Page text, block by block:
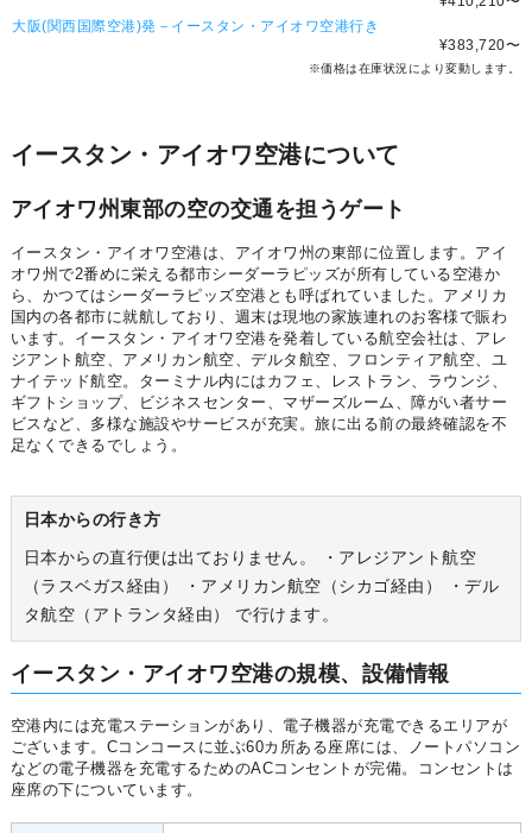
大阪(関西国際空港)発－イースタン・アイオワ空港行き
¥383,720〜
※価格は在庫状況により変動します。
イースタン・アイオワ空港について
アイオワ州東部の空の交通を担うゲート
イースタン・アイオワ空港は、アイオワ州の東部に位置します。アイ
オワ州で2番めに栄える都市シーダーラピッズが所有している空港か
ら、かつてはシーダーラピッズ空港とも呼ばれていました。アメリカ
国内の各都市に就航しており、週末は現地の家族連れのお客様で賑わ
います。イースタン・アイオワ空港を発着している航空会社は、アレ
ジアント航空、アメリカン航空、デルタ航空、フロンティア航空、ユ
ナイテッド航空。ターミナル内にはカフェ、レストラン、ラウンジ、
ギフトショップ、ビジネスセンター、マザーズルーム、障がい者サー
ビスなど、多様な施設やサービスが充実。旅に出る前の最終確認を不
足なくできるでしょう。
日本からの行き方
日本からの直行便は出ておりません。 ・アレジアント航空
（ラスベガス経由） ・アメリカン航空（シカゴ経由） ・デル
タ航空（アトランタ経由） で行けます。
イースタン・アイオワ空港の規模、設備情報
空港内には充電ステーションがあり、電子機器が充電できるエリアが
ございます。Cコンコースに並ぶ60カ所ある座席には、ノートパソコン
などの電子機器を充電するためのACコンセントが完備。コンセントは
座席の下についています。